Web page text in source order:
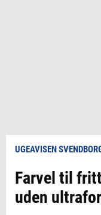
UGEAVISEN
Farvel til
uden